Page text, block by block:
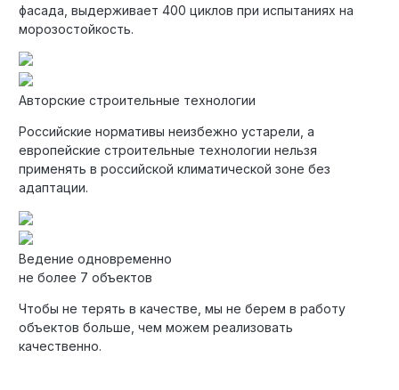
фасада, выдерживает 400 циклов при испытаниях на
морозостойкость.
Авторские строительные технологии
Российские нормативы неизбежно устарели, а
европейские строительные технологии нельзя
применять в российской климатической зоне без
адаптации.
Ведение одновременно
не более 7 объектов
Чтобы не терять в качестве, мы не берем в работу
объектов больше, чем можем реализовать
качественно.